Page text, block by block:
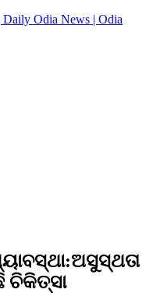
Daily Odia News | Odia
ଚିକିତ୍ସା